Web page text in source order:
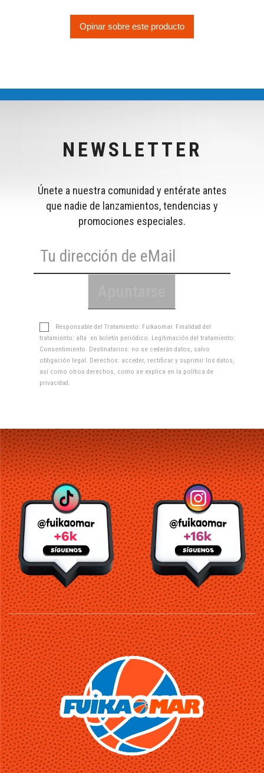
Opinar sobre este producto
NEWSLETTER
Únete a nuestra comunidad y entérate antes
que nadie de lanzamientos, tendencias y
promociones especiales.
Responsable del Tratamiento: Fuikaomar. Finalidad del
tratamiento: alta en boletín periódico. Legitimación del tratamiento:
Consentimiento. Destinatarios: no se cederán datos, salvo
obligación legal. Derechos: acceder, rectificar y suprimir los datos,
así como otros derechos, como se explica en la política de
privacidad .